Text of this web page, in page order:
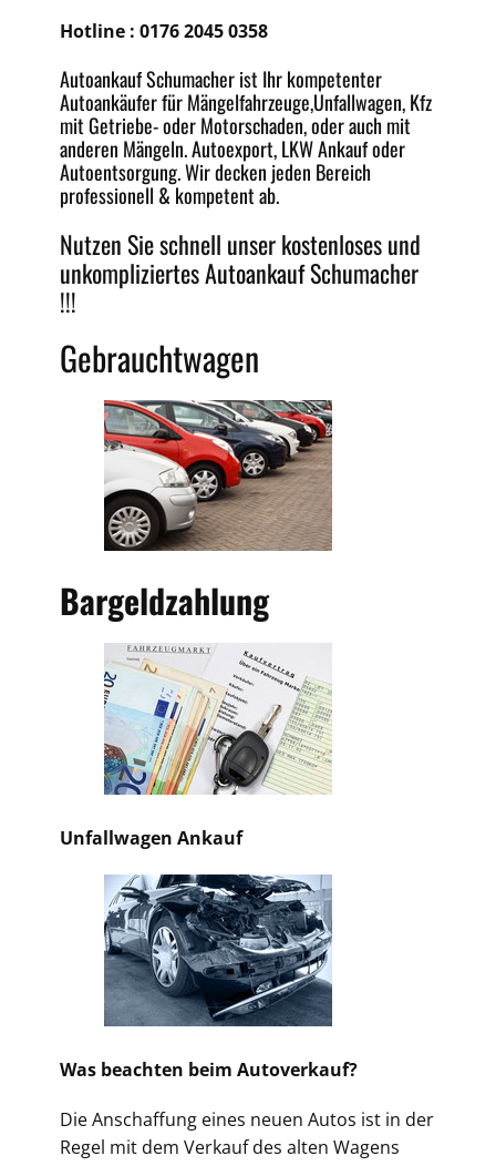
Hotline : 0176 2045 0358
Autoankauf Schumacher ist Ihr kompetenter
Autoankäufer für Mängelfahrzeuge,Unfallwagen, Kfz
mit Getriebe-oderMotorschaden, oder auch mit
anderen Mängeln.Autoexport, LKW Ankauf oder
Autoentsorgung. Wir decken jeden Bereich
professionell & kompetent ab.
Nutzen Sie schnell unser kostenloses und
unkompliziertesAutoankauf Schumacher
!!!
Gebrauchtwagen
Bargeldzahlung
Unfallwagen Ankauf
Was beachten beim Autoverkauf?
Die Anschaffung eines neuen Autos ist in der
Regel mit dem Verkauf des alten Wagens